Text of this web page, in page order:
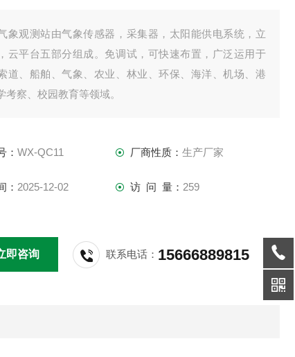
象观测站由气象传感器，采集器，太阳能供电系统，立
云平台五部分组成。免调试，可快速布置，广泛运用于
道、船舶、气象、农业、林业、环保、海洋、机场、港
考察、校园教育等领域。
：WX-QC11 厂商性质： 生产厂家
： 2025-12-02 访 问 量： 259
即咨询 联系电话： 15666889815